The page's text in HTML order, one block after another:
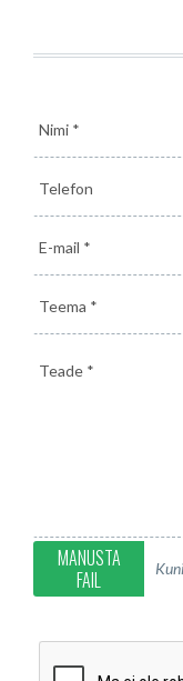
MANUSTA
FAIL